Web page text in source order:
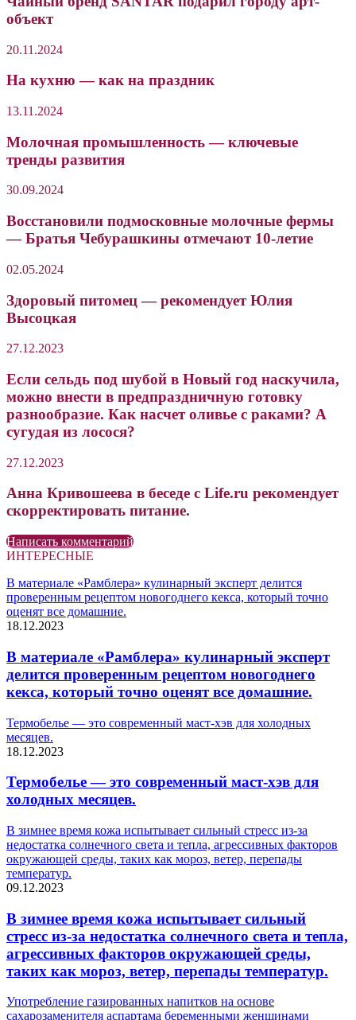
объект
20.11.2024
На кухню — как на праздник
13.11.2024
Молочная промышленность — ключевые
тренды развития
30.09.2024
Восстановили подмосковные молочные фермы
— Братья Чебурашкины отмечают 10-летие
02.05.2024
Здоровый питомец — рекомендует Юлия
Высоцкая
27.12.2023
Если сельдь под шубой в Новый год наскучила,
можно внести в предпраздничную готовку
разнообразие. Как насчет оливье с раками? А
сугудая из лосося?
27.12.2023
Анна Кривошеева в беседе с Life.ru рекомендует
скорректировать питание.
Написать комментарий
ИНТЕРЕСНЫЕ
В материале «Рамблера» кулинарный эксперт делится
проверенным рецептом новогоднего кекса, который точно
оценят все домашние.
18.12.2023
В материале «Рамблера» кулинарный эксперт
делится проверенным рецептом новогоднего
кекса, который точно оценят все домашние.
Термобелье — это современный маст-хэв для холодных
месяцев.
18.12.2023
Термобелье — это современный маст-хэв для
холодных месяцев.
В зимнее время кожа испытывает сильный стресс из-за
недостатка солнечного света и тепла, агрессивных факторов
окружающей среды, таких как мороз, ветер, перепады
температур.
09.12.2023
В зимнее время кожа испытывает сильный
стресс из-за недостатка солнечного света и тепла,
агрессивных факторов окружающей среды,
таких как мороз, ветер, перепады температур.
Употребление газированных напитков на основе
сахарозаменителя аспартама беременными женщинами